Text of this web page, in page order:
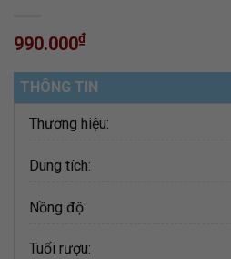
990.000₫
THÔNG TIN
Thương hiệu:
Dung tích:
Nồng độ:
Tuổi rượu: